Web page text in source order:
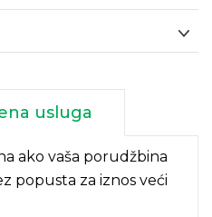
usluga
ako vaša porudžbina
popusta za iznos veći